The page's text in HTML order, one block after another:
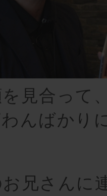
見合って
んばかり
兄さんに